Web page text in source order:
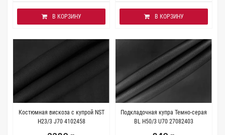
В КОРЗИНУ В КОРЗИНУ
Костюмная вискоза с купрой NST
H23/3 J70 4102458
Подкладочная купра Темно-серая
BL H50/3 U70 27082403